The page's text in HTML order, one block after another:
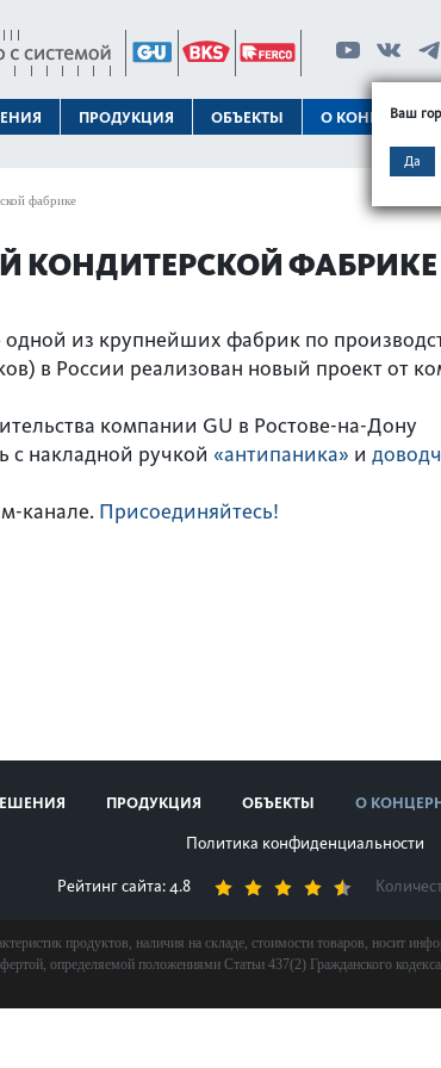
ПРОДУКЦИЯ ОБЪЕКТЫ О КОНЦЕРНЕ
Ваш
Да
фабрике
КОНДИТЕРСКОЙ ФАБРИКЕ
из крупнейших фабрик по
в России реализован новый проект от
компании GU в Ростове-на-Дону
с накладной ручкой «антипаника» и
канале. Присоединяйтесь!
ПРОДУКЦИЯ ОБЪЕКТЫ О
Политика конфиденциальности
Рейтинг сайта: 4.8
продуктов, наличия на складе, стоимости товаров, носит
определяемой положениями Статьи 437(2) Гражданского